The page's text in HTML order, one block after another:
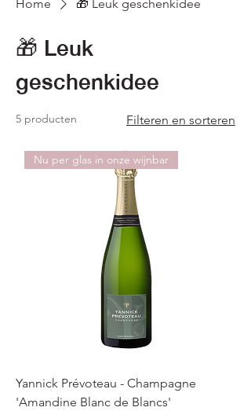
Home 🎁 Leuk geschenkidee
🎁 Leuk
geschenkidee
5 producten Filteren en sorteren
Nu per glas in onze wijnbar
Yannick Prévoteau - Champagne
'Amandine Blanc de Blancs'